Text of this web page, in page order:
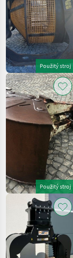
Použitý stroj
Použitý stroj